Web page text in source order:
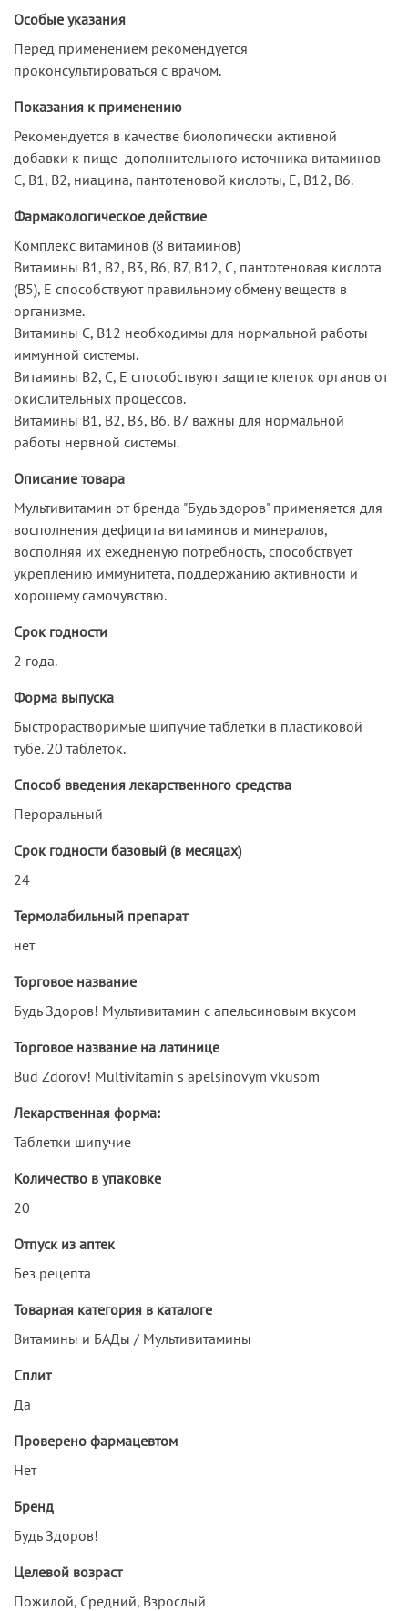
Особые указания
Перед применением рекомендуется
проконсультироваться с врачом.
Показания к применению
Рекомендуется в качестве биологически активной
добавки к пище -дополнительного источника витаминов
C, В1, В2, ниацина, пантотеновой кислоты, Е, В12, В6.
Фармакологическое действие
Комплекс витаминов (8 витаминов)
Витамины В1, В2, В3, В6, В7, В12, С, пантотеновая кислота
(В5), Е способствуют правильному обмену веществ в
организме.
Витамины С, В12 необходимы для нормальной работы
иммунной системы.
Витамины В2, С, Е способствуют защите клеток органов от
окислительных процессов.
Витамины В1, В2, В3, В6, В7 важны для нормальной
работы нервной системы.
Описание товара
Мультивитамин от бренда "Будь здоров" применяется для
восполнения дефицита витаминов и минералов,
восполняя их ежедненую потребность, способствует
укреплению иммунитета, поддержанию активности и
хорошему самочувствю.
Срок годности
2 года.
Форма выпуска
Быстрорастворимые шипучие таблетки в пластиковой
тубе. 20 таблеток.
Способ введения лекарственного средства
Пероральный
Срок годности базовый (в месяцах)
24
Термолабильный препарат
нет
Торговое название
Будь Здоров! Мультивитамин с апельсиновым вкусом
Торговое название на латинице
Bud Zdorov! Multivitamin s apelsinovym vkusom
Лекарственная форма:
Таблетки шипучие
Количество в упаковке
20
Отпуск из аптек
Без рецепта
Товарная категория в каталоге
Витамины и БАДы / Мультивитамины
Сплит
Да
Проверено фармацевтом
Нет
Бренд
Будь Здоров!
Целевой возраст
Пожилой, Средний, Взрослый